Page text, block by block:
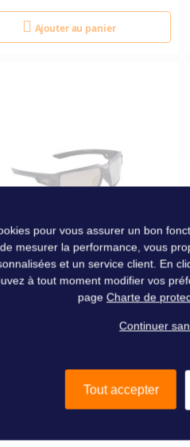
Ajouter au panier
SNIPER CRYSTAL
Ajouter au panier
pour vous assurer un bon
mesurer la performance, vous
et un service client. En
à tout moment modifier vos
page Charte de
Continuer
Tout accepter